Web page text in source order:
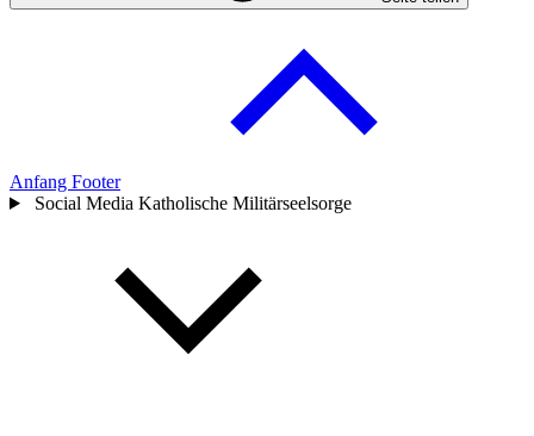
Anfang Footer
Social Media Katholische Militärseelsorge